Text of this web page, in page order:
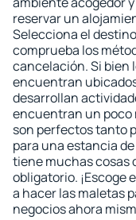
reservar un
Selecciona el
comprueba los
cancelación. Si bien
encuentran
desarrollan
encuentran un poco
son perfectos tanto
para una estancia
tiene muchas cosas
obligatorio. ¡Escoge
a hacer las maletas
negocios ahora